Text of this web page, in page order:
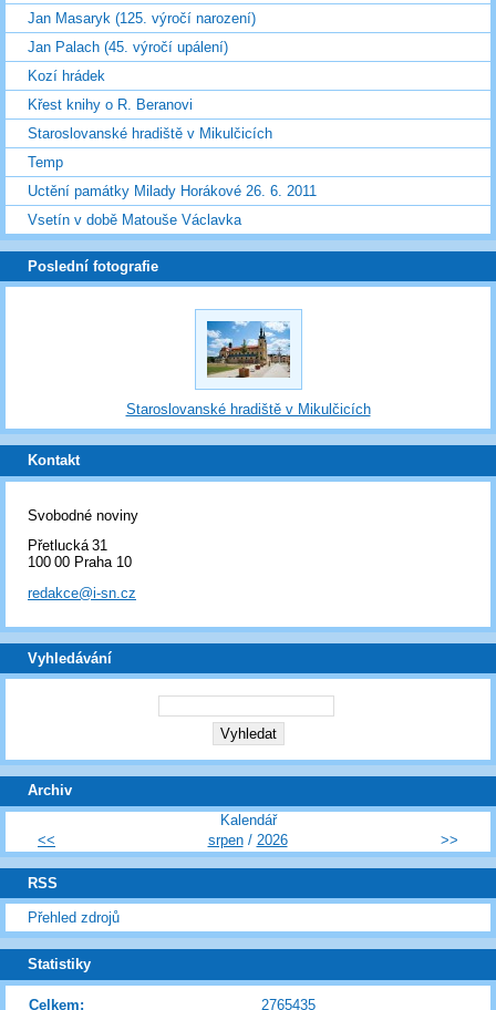
Jan Masaryk (125. výročí narození)
Jan Palach (45. výročí upálení)
Kozí hrádek
Křest knihy o R. Beranovi
Staroslovanské hradiště v Mikulčicích
Temp
Uctění památky Milady Horákové 26. 6. 2011
Vsetín v době Matouše Václavka
Poslední fotografie
Staroslovanské hradiště v Mikulčicích
Kontakt
Svobodné noviny
Přetlucká 31
100 00 Praha 10
redakce@i-sn.cz
Vyhledávání
Archiv
Kalendář
<<
srpen/ 2026 >>
RSS
Přehled zdrojů
Statistiky
Celkem: 2765435